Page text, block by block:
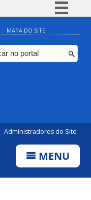
Simplifique!
Comunica BR
Participe
MAPA DO SITE
Administradores do Site
MENU